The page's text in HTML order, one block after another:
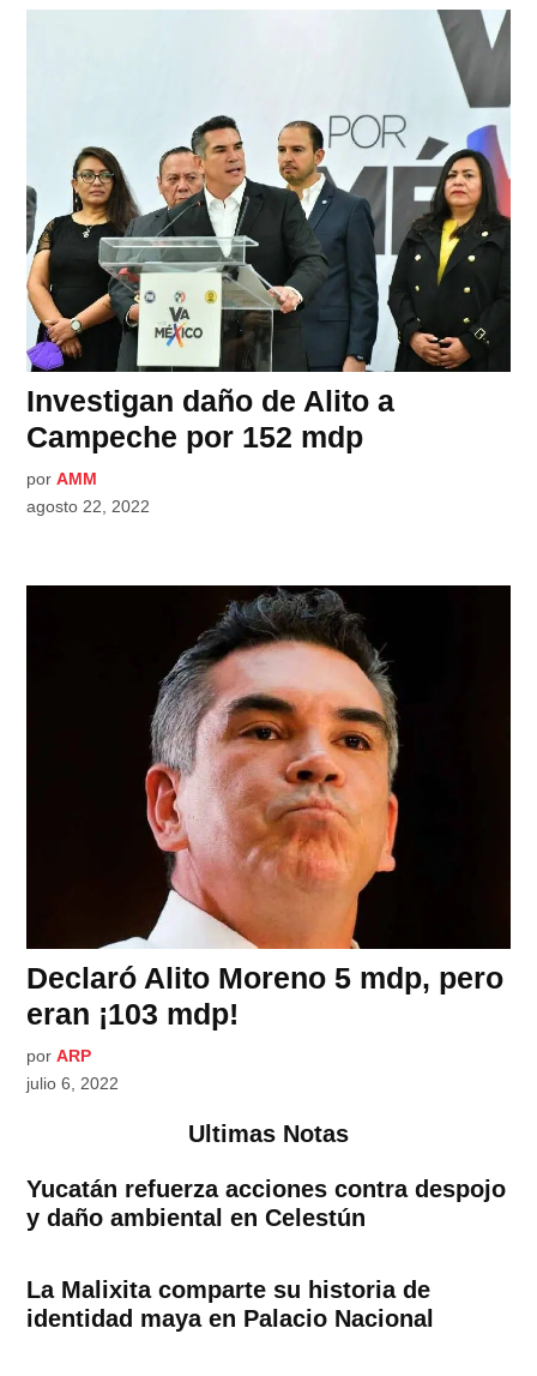
Investigan daño de Alito a
Campeche por 152 mdp
por AMM
agosto 22, 2022
Declaró Alito Moreno 5 mdp, pero
eran ¡103 mdp!
por ARP
julio 6, 2022
Ultimas Notas
Yucatán refuerza acciones contra despojo
y daño ambiental en Celestún
La Malixita comparte su historia de
identidad maya en Palacio Nacional